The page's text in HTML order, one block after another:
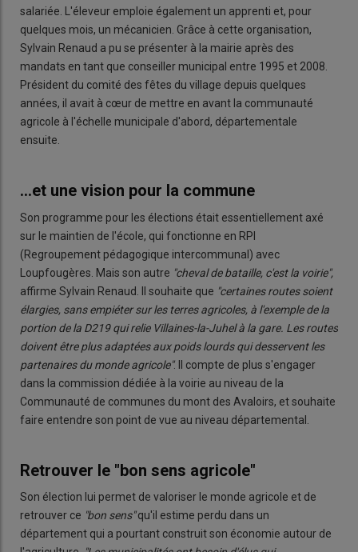
salariée. L'éleveur emploie également un apprenti et, pour
quelques mois, un mécanicien. Grâce à cette organisation,
Sylvain Renaud a pu se présenter à la mairie après des
mandats en tant que conseiller municipal entre 1995 et 2008.
Président du comité des fêtes du village depuis quelques
années, il avait à cœur de mettre en avant la communauté
agricole à l'échelle municipale d'abord, départementale
ensuite.
...et une vision pour la commune
Son programme pour les élections était essentiellement axé
sur le maintien de l'école, qui fonctionne en RPI
(Regroupement pédagogique intercommunal) avec
Loupfougères. Mais son autre "cheval de bataille, c'est la voirie",
affirme Sylvain Renaud. Il souhaite que "certaines routes soient
élargies, sans empiéter sur les terres agricoles, à l'exemple de la
portion de la D219 qui relie Villaines-la-Juhel à la gare. Les routes
doivent être plus adaptées aux poids lourds qui desservent les
partenaires du monde agricole". Il compte de plus s'engager
dans la commission dédiée à la voirie au niveau de la
Communauté de communes du mont des Avaloirs, et souhaite
faire entendre son point de vue au niveau départemental.
Retrouver le "bon sens agricole"
Son élection lui permet de valoriser le monde agricole et de
retrouver ce "bon sens"qu'il estime perdu dans un
département qui a pourtant construit son économie autour de